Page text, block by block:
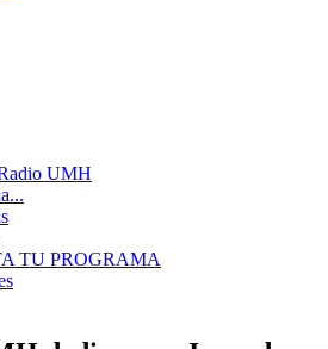
UMH
TU PROGRAMA